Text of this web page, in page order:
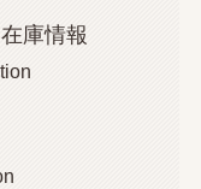
庫情報